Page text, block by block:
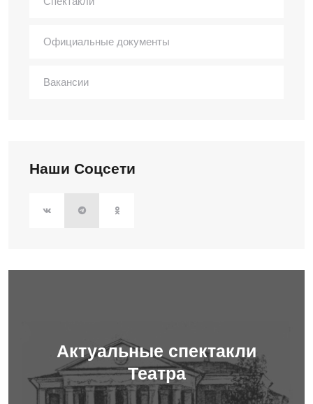
Официальные документы
Вакансии
Наши Соцсети
Актуальные спектакли
Театра